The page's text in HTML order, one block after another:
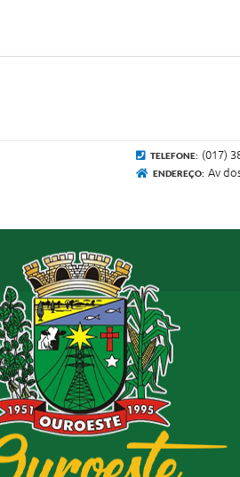
TELEFONE: (017)
ENDEREÇO: Av